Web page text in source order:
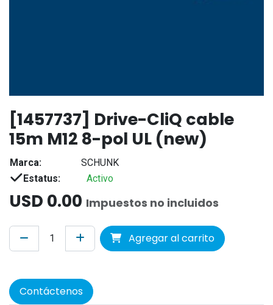
[1457737] Drive-CliQ cable
15m M12 8-pol UL (new)
Marca:
SCHUNK
Estatus:
Activo
USD 0.00 Impuestos no incluidos
Agregar al carrito
Contáctenos